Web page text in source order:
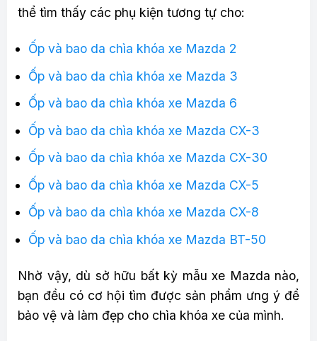
thể tìm thấy các phụ kiện tương tự cho:
Ốp và bao da chìa khóa xe Mazda 2
Ốp và bao da chìa khóa xe Mazda 3
Ốp và bao da chìa khóa xe Mazda 6
Ốp và bao da chìa khóa xe Mazda CX-3
Ốp và bao da chìa khóa xe Mazda CX-30
Ốp và bao da chìa khóa xe Mazda CX-5
Ốp và bao da chìa khóa xe Mazda CX-8
Ốp và bao da chìa khóa xe Mazda BT-50
Nhờ vậy, dù sở hữu bất kỳ mẫu xe Mazda nào,
bạn đều có cơ hội tìm được sản phẩm ưng ý để
bảo vệ và làm đẹp cho chìa khóa xe của mình.